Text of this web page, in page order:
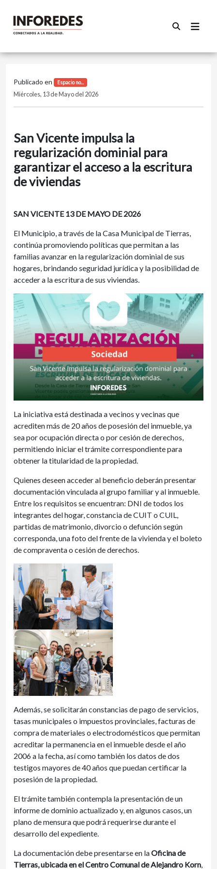
Publicado en Espacio no...
Miércoles, 13 de Mayo del 2026
San Vicente impulsa la
regularización dominial para
garantizar el acceso a la escritura
de viviendas
SAN VICENTE 13 DE MAYO DE 2026
El Municipio, a través de la Casa Municipal de Tierras,
continúa promoviendo políticas que permitan a las
familias avanzar en la regularización dominial de sus
hogares, brindando seguridad jurídica y la posibilidad de
acceder a la escritura de sus viviendas.
La iniciativa está destinada a vecinos y vecinas que
acrediten más de 20 años de posesión del inmueble, ya
sea por ocupación directa o por cesión de derechos,
permitiendo iniciar el trámite correspondiente para
obtener la titularidad de la propiedad.
Quienes deseen acceder al beneficio deberán presentar
documentación vinculada al grupo familiar y al inmueble.
Entre los requisitos se encuentran: DNI de todos los
integrantes del hogar, constancia de CUIT o CUIL,
partidas de matrimonio, divorcio o defunción según
corresponda, una foto del frente de la vivienda y el boleto
de compraventa o cesión de derechos.
Además, se solicitarán constancias de pago de servicios,
tasas municipales o impuestos provinciales, facturas de
compra de materiales o electrodomésticos que permitan
acreditar la permanencia en el inmueble desde el año
2006 a la fecha, así como también los datos de dos
testigos mayores de 40 años que puedan certificar la
posesión de la propiedad.
El trámite también contempla la presentación de un
informe de dominio actualizado y, en algunos casos, un
plano de mensura que podrá requerirse durante el
desarrollo del expediente.
La documentación debe presentarse en laOficina de
Tierras, ubicada en el Centro Comunal de Alejandro Korn,